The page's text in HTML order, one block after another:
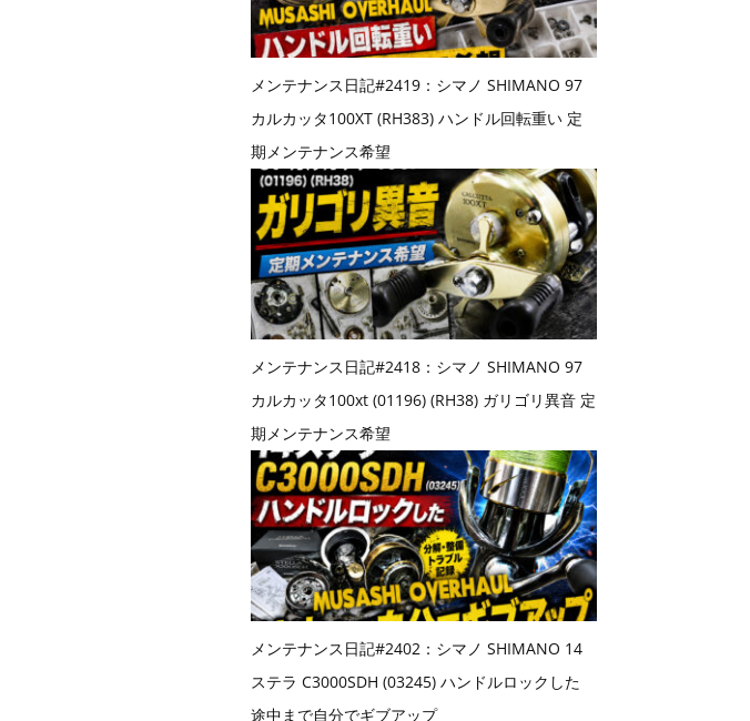
メンテナンス日記#2419：シマノ SHIMANO 97
カルカッタ100XT (RH383) ハンドル回転重い 定
期メンテナンス希望
メンテナンス日記#2418：シマノ SHIMANO 97
カルカッタ100xt (01196) (RH38) ガリゴリ異音 定
期メンテナンス希望
メンテナンス日記#2402：シマノ SHIMANO 14
ステラ C3000SDH (03245) ハンドルロックした
途中まで自分でギブアップ